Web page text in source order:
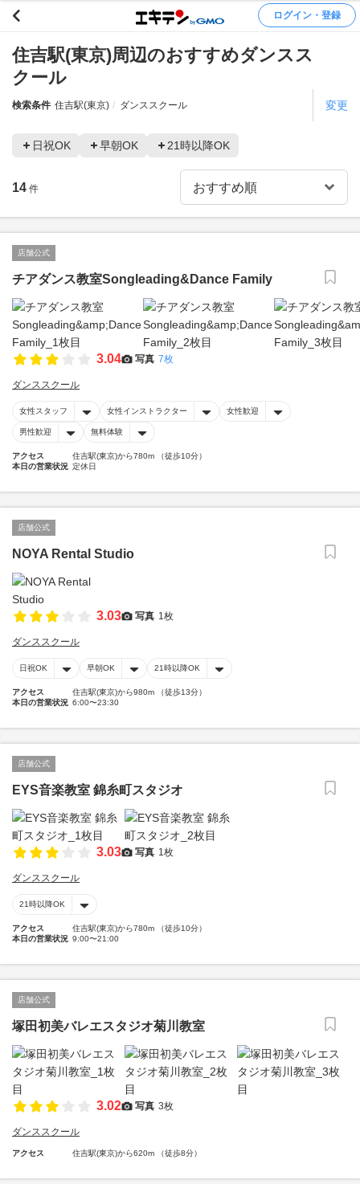
ログイン・登録
住吉駅(東京)周辺のおすすめダンスス
クール
検索条件 住吉駅(東京) ダンススクール 変更
日祝OK 早朝OK 21時以降OK
14 件
店舗公式
チアダンス教室Songleading&Dance Family
3.04 写真 7枚
ダンススクール
女性スタッフ 女性インストラクター 女性歓迎
男性歓迎 無料体験
アクセス
住吉駅(東京)から780m （徒歩10分）
本日の営業状況 定休日
店舗公式
NOYA Rental Studio
3.03 写真 1枚
ダンススクール
日祝OK 早朝OK 21時以降OK
アクセス
住吉駅(東京)から980m （徒歩13分）
本日の営業状況 6:00〜23:30
店舗公式
EYS音楽教室 錦糸町スタジオ
3.03 写真 1枚
ダンススクール
21時以降OK
アクセス
住吉駅(東京)から780m （徒歩10分）
本日の営業状況 9:00〜21:00
店舗公式
塚田初美バレエスタジオ菊川教室
3.02 写真 3枚
ダンススクール
アクセス 住吉駅(東京)から620m （徒歩8分）